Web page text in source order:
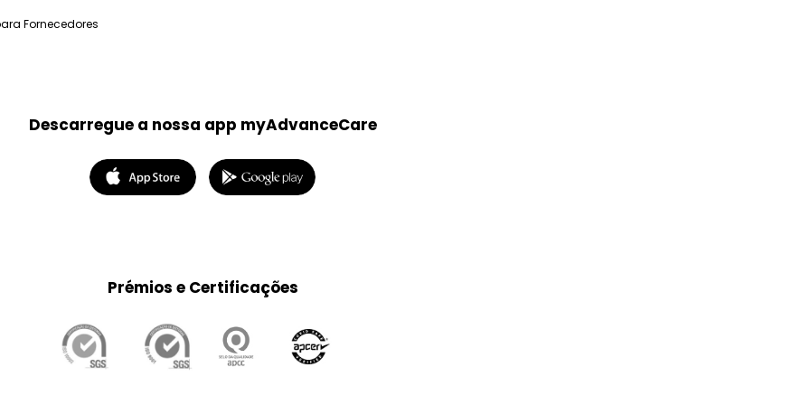
Fornecedores
Descarregue a nossa app myAdvanceCare
Prémios e Certificações